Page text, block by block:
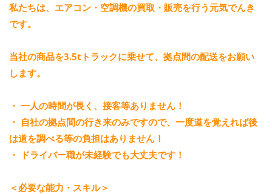
私たちは、エアコン・空調機の買取・販売を行う元気でんき
です。
当社の商品を3.5tトラックに乗せて、拠点間の配送をお願い
します。
・ 一人の時間が長く、接客等ありません！
・ 自社の拠点間の行き来のみですので、一度道を覚えれば後
は道を調べる等の負担はありません！
・ ドライバー職が未経験でも大丈夫です！
＜必要な能力・スキル＞